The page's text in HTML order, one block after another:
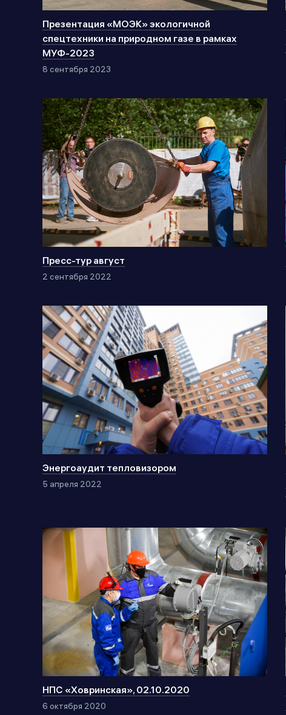
Презентация «МОЭК» экологичной
спецтехники на природном газе в рамках
МУФ-2023
8 сентября 2023
Пресс-тур август
2 сентября 2022
Энергоаудит тепловизором
5 апреля 2022
НПС «Ховринская», 02.10.2020
6 октября 2020